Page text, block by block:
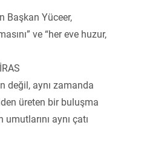
Başkan Yüceer,
ve “her eve huzur,
değil, aynı zamanda
üreten bir buluşma
aynı çatı